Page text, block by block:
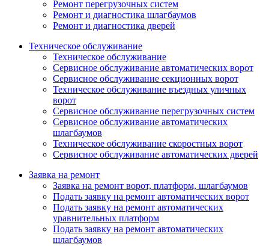
Ремонт перегрузочных систем
Ремонт и диагностика шлагбаумов
Ремонт и диагностика дверей
Техническое обслуживание
Техническое обслуживание
Сервисное обслуживание автоматических ворот
Сервисное обслуживание секционных ворот
Техническое обслуживание въездных уличных
ворот
Сервисное обслуживание перегрузочных систем
Сервисное обслуживание автоматических
шлагбаумов
Техническое обслуживание скоростных ворот
Сервисное обслуживание автоматических дверей
Заявка на ремонт
Заявка на ремонт ворот, платформ, шлагбаумов
Подать заявку на ремонт автоматических ворот
Подать заявку на ремонт автоматических
уравнительных платформ
Подать заявку на ремонт автоматических
шлагбаумов